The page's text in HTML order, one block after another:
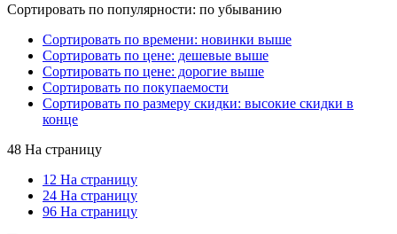
Сортировать по популярности: по убыванию
Сортировать по времени: новинки выше
Сортировать по цене: дешевые выше
Сортировать по цене: дорогие выше
Сортировать по покупаемости
Сортировать по размеру скидки: высокие скидки в
конце
48 На страницу
12 На страницу
24 На страницу
96 На страницу